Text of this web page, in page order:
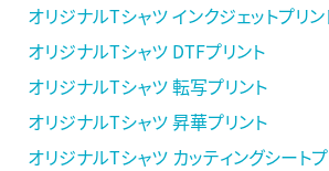
オリジナルTシャツ インクジェットプリン
オリジナルTシャツ DTFプリント
オリジナルTシャツ 転写プリント
オリジナルTシャツ 昇華プリント
オリジナルTシャツ カッティングシート